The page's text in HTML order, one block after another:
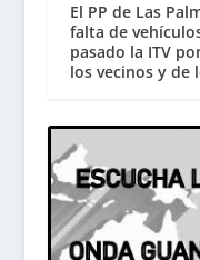
El PP de Las
falta de
pasado la ITV
los vecinos y de